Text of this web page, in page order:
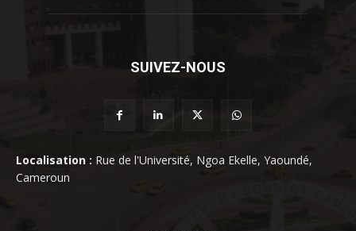
SUIVEZ-NOUS
Localisation : Rue de l'Université, Ngoa Ekelle, Yaoundé,
Cameroun